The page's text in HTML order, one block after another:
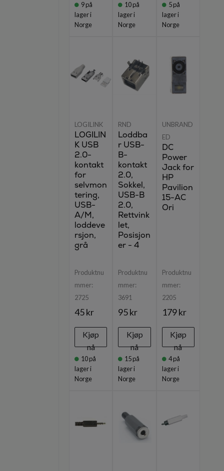
9på
lager i
Norge
10på
lager i
Norge
5 på
lager i
Norge
LOGILINK
LOGILIN
K USB
2.0-
kontakt
for
selvmon
tering,
USB-
A/M,
loddeve
rsjon,
grå
Produktnu
mmer:
2725
45 kr
Kjøp
nå
10på
lager i
Norge
RND
Loddba
r USB-
B-
kontakt
2.0,
Sokkel,
USB-B
2.0,
Rettvink
let,
Posisjon
er - 4
Produktnu
mmer:
3691
95 kr
Kjøp
nå
15på
lager i
Norge
UNBRAND
ED
DC
Power
Jack for
HP
Pavilion
15-AC
Ori
Produktnu
mmer:
2205
179 kr
Kjøp
nå
4 på
lager i
Norge